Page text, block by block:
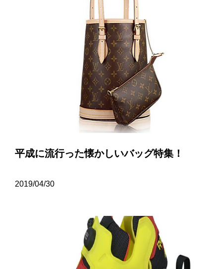
平成に流行った懐かしいバッグ特集！
2019/04/30